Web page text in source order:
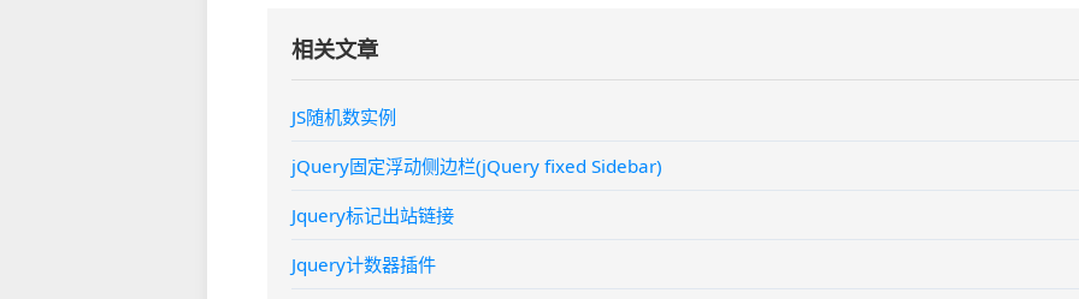
相关文章
JS随机数实例
jQuery固定浮动侧边栏(jQuery fixed Sidebar)
Jquery标记出站链接
Jquery计数器插件